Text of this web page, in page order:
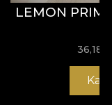
LEMON
36,18